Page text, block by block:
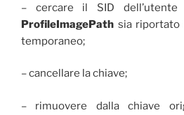
– cercare il SID
ProfileImagePath sia riportato
temporaneo;
– cancellare la chiave;
– rimuovere dalla chiave